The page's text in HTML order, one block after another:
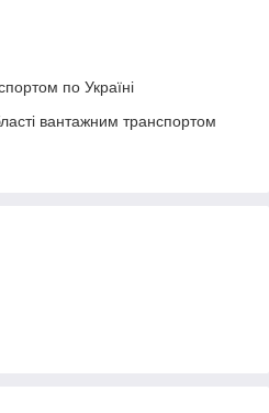
по Україні
вантажним транспортом